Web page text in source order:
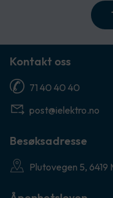
Kontakt oss
71 40 40 40
post@ielektro.no
Besøksadresse
Plutovegen 5, 6419